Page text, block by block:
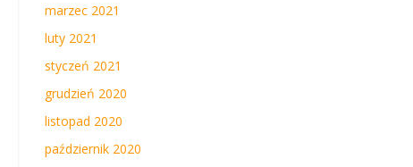
marzec 2021
luty 2021
styczeń 2021
grudzień 2020
listopad 2020
październik 2020